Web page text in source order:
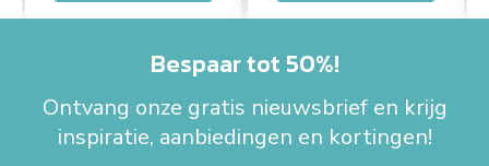
Bespaar tot 50%!
Ontvang onze gratis nieuwsbrief en krijg
inspiratie, aanbiedingen en kortingen!